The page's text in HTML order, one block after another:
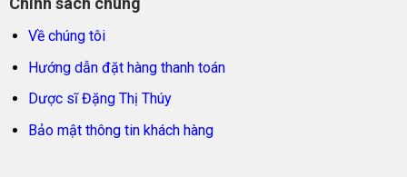
Về chúng tôi
Hướng dẫn đặt hàng thanh toán
Dược sĩ Đặng Thị Thúy
Bảo mật thông tin khách hàng